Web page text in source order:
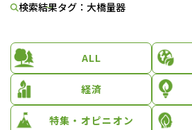
検索結果タグ：大橋量器
ALL
経済
特集・オピニオン